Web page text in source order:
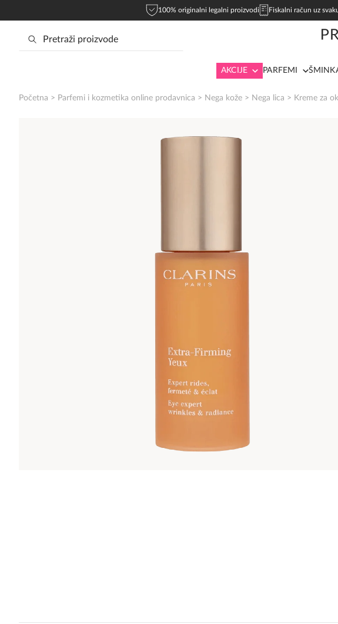
100% originalni legalni proizvodi Fiskalni račun uz
AKCIJE PARFEMI
Početna > Parfemi i kozmetika online prodavnica > Nega kože > Nega lica > Kreme za